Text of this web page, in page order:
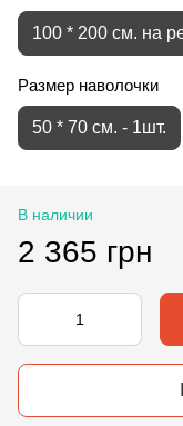
100 * 200 см. на
Размер наволочки
50 * 70 см. - 1шт.
В наличии
2 365 грн